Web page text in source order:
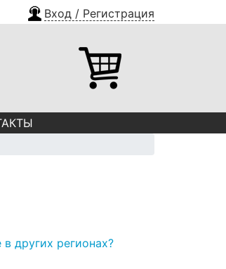
Вход / Регистрация
других регионах?